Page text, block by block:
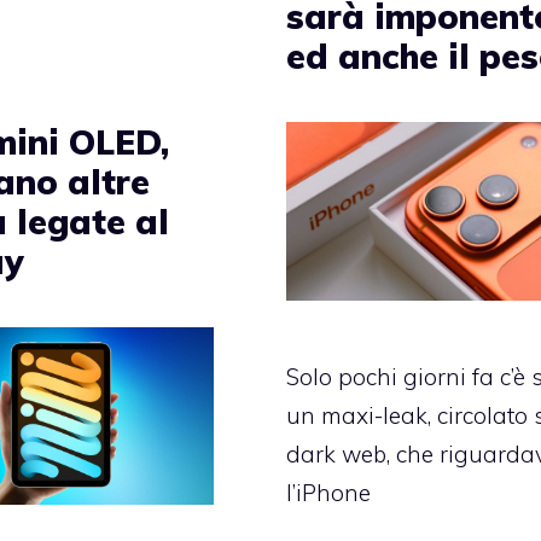
sarà
ed anche il
Solo pochi giorni fa c’è
un maxi-leak, circolato
dark web, che
l’iPhone
OLED,
altre
legate al